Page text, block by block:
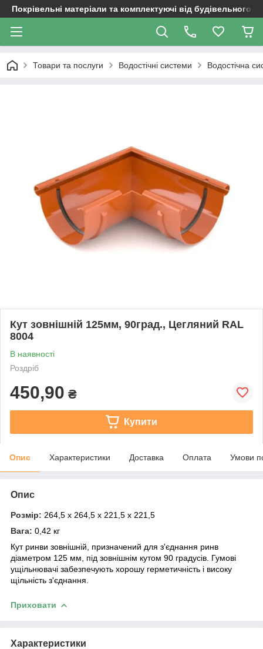
Покрівельні матеріали та комплектуючі від будівельного
Товари та послуги Водостічні системи Водостічна
Кут зовнішній 125мм, 90град., Цегляний RAL
8004
В наявності
Роздріб
450,90 ₴
Купити
Опис Характеристики Доставка Оплата Умови
Опис
Розмір: 264,5 х 264,5 х 221,5 х 221,5
Вага: 0,42 кг
Кут ринви зовнішній, призначений для з'єднання ринв
діаметром 125 мм, під зовнішнім кутом 90 градусів. Гумові
ущільнювачі забезпечують хорошу герметичність і високу
щільність з'єднання.
Приховати
Характеристики